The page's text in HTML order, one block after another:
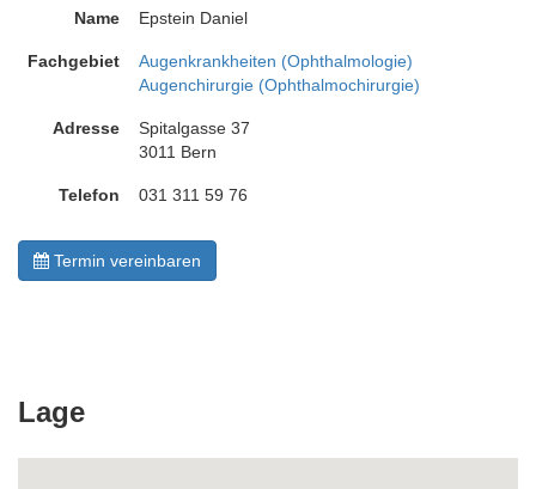
Name Epstein Daniel
Fachgebiet
Augenkrankheiten (Ophthalmologie)
Augenchirurgie (Ophthalmochirurgie)
Adresse
Spitalgasse 37
3011 Bern
Telefon 031 311 59 76
Termin vereinbaren
Lage